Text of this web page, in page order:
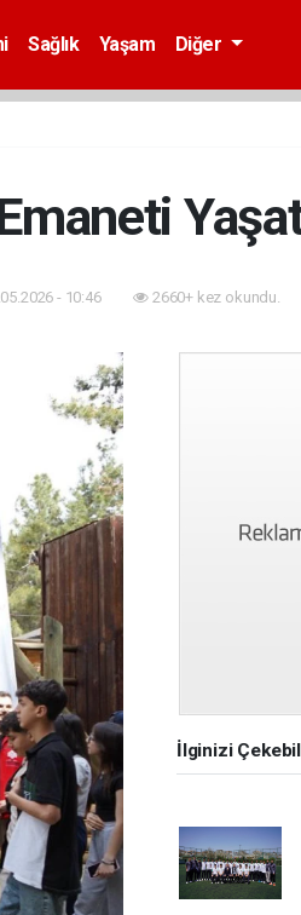
Sağlık Yaşam Diğer
- 10:46 2660+ kez okundu.
İlginizi